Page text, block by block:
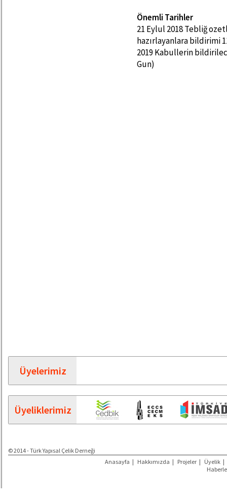
Önemli Tarihler
21 Eylul 2018 Tebliğ
hazırlayanlara bildirimi
2019 Kabullerin
Gun)
Üyelerimiz
Üyeliklerimiz
© 2014 - Türk Yapısal Çelik Derneği
Anasayfa | Hakkımızda | Projeler | Üyelik |